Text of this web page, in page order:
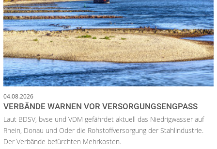
04.08.2026
VERBÄNDE WARNEN VOR VERSORGUNGSENGPASS
Laut BDSV, bvse und VDM gefährdet aktuell das Niedrigwasser auf
Rhein, Donau und Oder die Rohstoffversorgung der Stahlindustrie.
Der Verbände befürchten Mehrkosten.